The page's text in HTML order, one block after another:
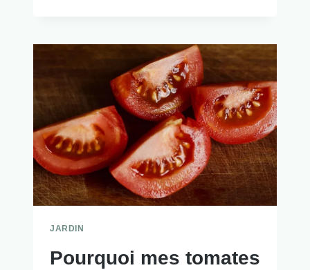
JARDIN
Pourquoi mes tomates